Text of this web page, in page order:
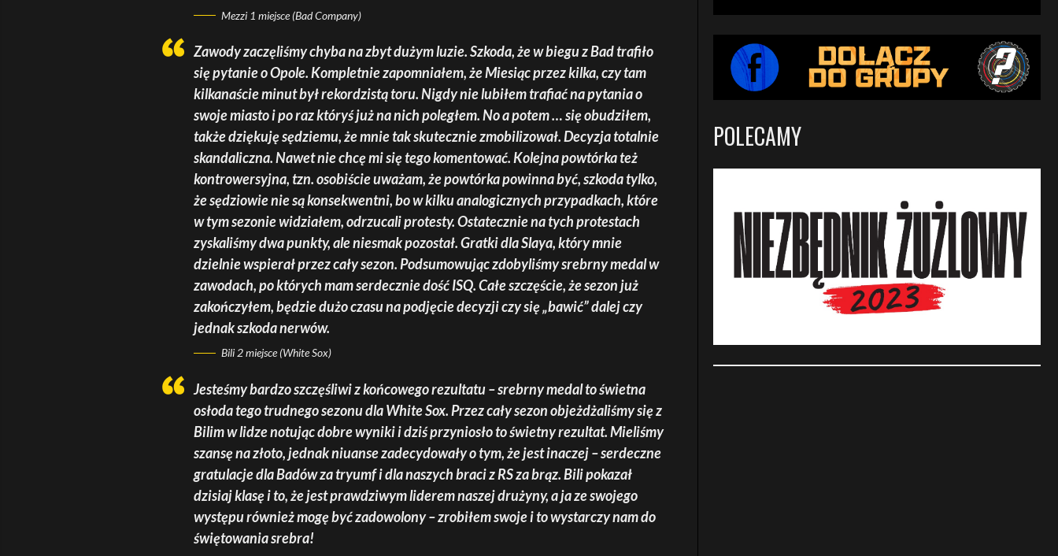
Mezzi 1 miejsce (Bad Company)
Zawody zaczęliśmy chyba na zbyt dużym luzie. Szkoda, że w biegu z Bad trafiło
się pytanie o Opole. Kompletnie zapomniałem, że Miesiąc przez kilka, czy tam
kilkanaście minut był rekordzistą toru. Nigdy nie lubiłem trafiać na pytania o
swoje miasto i po raz któryś już na nich poległem. No a potem … się obudziłem,
także dziękuję sędziemu, że mnie tak skutecznie zmobilizował. Decyzja totalnie
skandaliczna. Nawet nie chcę mi się tego komentować. Kolejna powtórka też
kontrowersyjna, tzn. osobiście uważam, że powtórka powinna być, szkoda tylko,
że sędziowie nie są konsekwentni, bo w kilku analogicznych przypadkach, które
w tym sezonie widziałem, odrzucali protesty. Ostatecznie na tych protestach
zyskaliśmy dwa punkty, ale niesmak pozostał. Gratki dla Slaya, który mnie
dzielnie wspierał przez cały sezon. Podsumowując zdobyliśmy srebrny medal w
zawodach, po których mam serdecznie dość ISQ. Całe szczęście, że sezon już
zakończyłem, będzie dużo czasu na podjęcie decyzji czy się „bawić” dalej czy
jednak szkoda nerwów.
Bili 2 miejsce (White Sox)
Jesteśmy bardzo szczęśliwi z końcowego rezultatu – srebrny medal to świetna
osłoda tego trudnego sezonu dla White Sox. Przez cały sezon objeżdżaliśmy się z
Bilim w lidze notując dobre wyniki i dziś przyniosło to świetny rezultat. Mieliśmy
szansę na złoto, jednak niuanse zadecydowały o tym, że jest inaczej – serdeczne
gratulacje dla Badów za tryumf i dla naszych braci z RS za brąz. Bili pokazał
dzisiaj klasę i to, że jest prawdziwym liderem naszej drużyny, a ja ze swojego
występu również mogę być zadowolony – zrobiłem swoje i to wystarczy nam do
świętowania srebra!
POLECAMY